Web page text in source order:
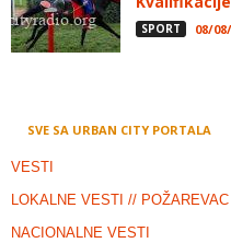
SPORT 08/
SVE SA URBAN CITY PORTALA
VESTI
LOKALNE VESTI // POŽAREVAC
NACIONALNE VESTI